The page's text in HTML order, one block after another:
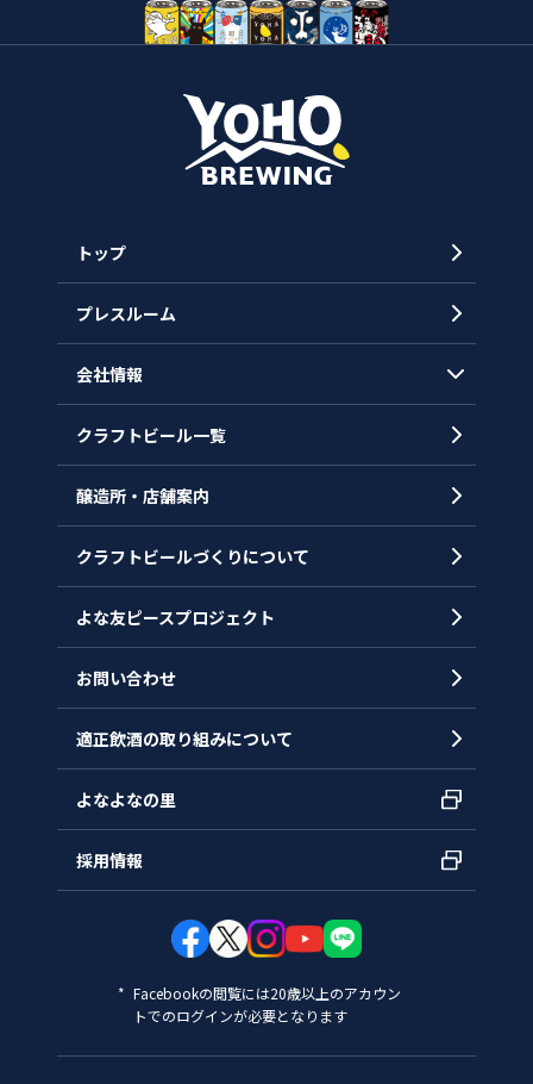
トップ
プレスルーム
会社情報
会社概要
沿革
クラフトビール一覧
醸造所・店舗案内
クラフトビールづくりについて
よな友ピースプロジェクト
お問い合わせ
適正飲酒の取り組みについて
よなよなの里
採用情報
Facebookの閲覧には20歳以上のアカウン
トでのログインが必要となります